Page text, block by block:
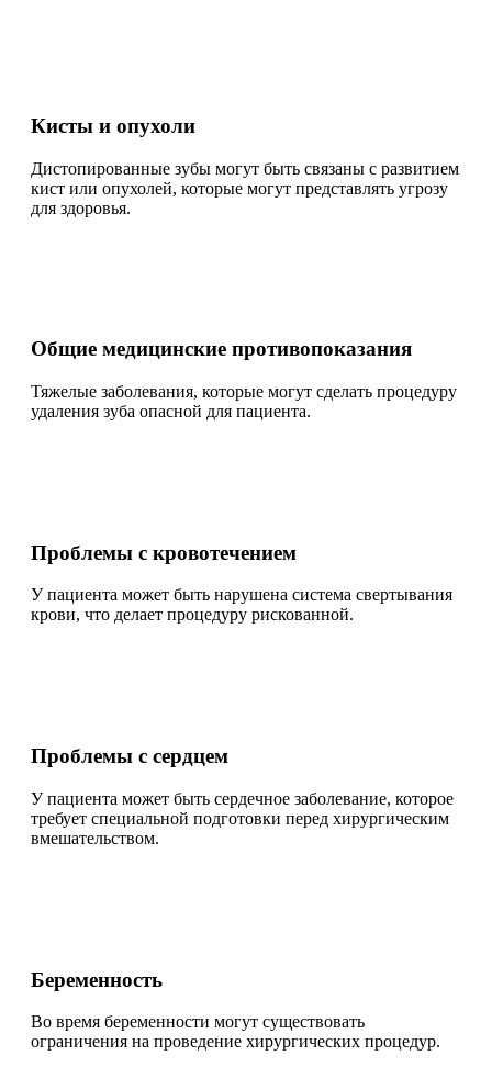
Кисты и опухоли
Дистопированные зубы могут быть связаны с развитием
кист или опухолей, которые могут представлять угрозу
для здоровья.
Общие медицинские противопоказания
Тяжелые заболевания, которые могут сделать процедуру
удаления зуба опасной для пациента.
Проблемы с кровотечением
У пациента может быть нарушена система свертывания
крови, что делает процедуру рискованной.
Проблемы с сердцем
У пациента может быть сердечное заболевание, которое
требует специальной подготовки перед хирургическим
вмешательством.
Беременность
Во время беременности могут существовать
ограничения на проведение хирургических процедур.